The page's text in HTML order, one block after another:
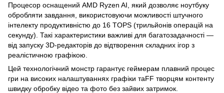
Процесор оснащений AMD Ryzen AI, який дозволяє ноутбуку
обробляти завдання, використовуючи можливості штучного
інтелекту продуктивністю до 16 TOPS (трильйонів операцій на
секунду). Такі характеристики важливі для багатозадачності —
від запуску 3D-редакторів до відтворення складних ігор з
реалістичною графікою.
Цей технологічний монстр гарантує геймерам плавний процес
гри на високих налаштуваннях графіки таFF творцям контенту
швидку обробку відео та фото без зайвих затримок.